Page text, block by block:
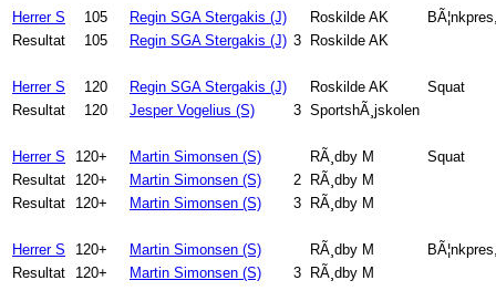
Herrer S 105 Regin SGA Stergakis (J) Roskilde AK
Resultat
105 Regin SGA Stergakis (J) 3 Roskilde AK
Herrer S 120 Regin SGA Stergakis (J) Roskilde AK
Squat
Resultat
120 Jesper Vogelius (S) 3 SportshÃ¸jskolen
Herrer S 120+ Martin Simonsen (S) RÃ¸dby M
Squat
Resultat
120+ Martin Simonsen (S) 2
RÃ¸dby M
Resultat
120+ Martin Simonsen (S) 3 RÃ¸dby M
Herrer S 120+ Martin Simonsen (S) RÃ¸dby M
Resultat
120+ Martin Simonsen (S) 3 RÃ¸dby M